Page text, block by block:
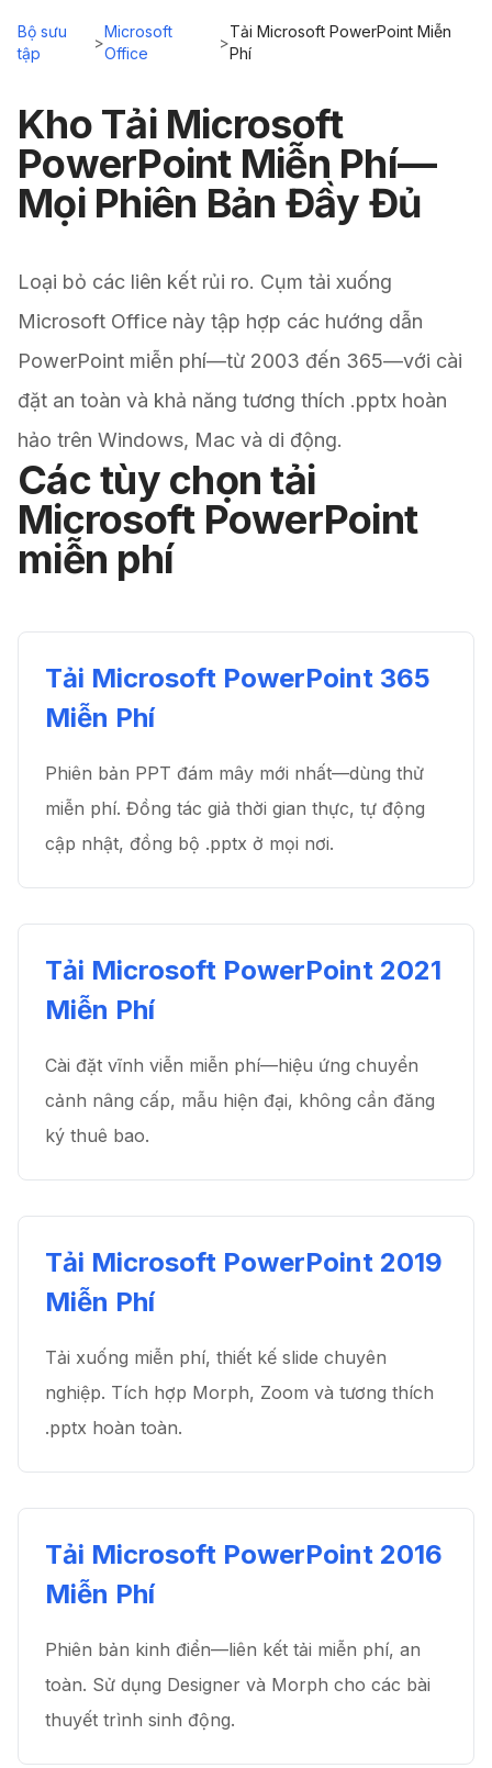
Bộ sưu
tập
>
Microsoft
Office
>
Tải Microsoft PowerPoint Miễn
Phí
Kho Tải Microsoft
PowerPoint Miễn Phí—
Mọi Phiên Bản Đầy Đủ
Loại bỏ các liên kết rủi ro. Cụm tải xuống
Microsoft Office này tập hợp các hướng dẫn
PowerPoint miễn phí—từ 2003 đến 365—với cài
đặt an toàn và khả năng tương thích .pptx hoàn
hảo trên Windows, Mac và di động.
Các tùy chọn tải
Microsoft PowerPoint
miễn phí
Tải Microsoft PowerPoint 365
Miễn Phí
Phiên bản PPT đám mây mới nhất—dùng thử
miễn phí. Đồng tác giả thời gian thực, tự động
cập nhật, đồng bộ .pptx ở mọi nơi.
Tải Microsoft PowerPoint 2021
Miễn Phí
Cài đặt vĩnh viễn miễn phí—hiệu ứng chuyển
cảnh nâng cấp, mẫu hiện đại, không cần đăng
ký thuê bao.
Tải Microsoft PowerPoint 2019
Miễn Phí
Tải xuống miễn phí, thiết kế slide chuyên
nghiệp. Tích hợp Morph, Zoom và tương thích
.pptx hoàn toàn.
Tải Microsoft PowerPoint 2016
Miễn Phí
Phiên bản kinh điển—liên kết tải miễn phí, an
toàn. Sử dụng Designer và Morph cho các bài
thuyết trình sinh động.